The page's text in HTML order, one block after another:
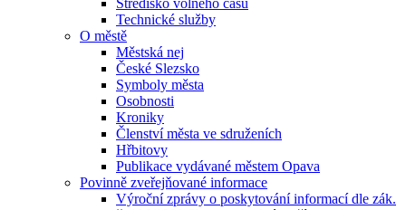
Středisko volného času
Technické služby
O městě
Městská nej
České Slezsko
Symboly města
Osobnosti
Kroniky
Členství města ve sdruženích
Hřbitovy
Publikace vydávané městem Opava
Povinně zveřejňované informace
Výroční zprávy o poskytování informací dle zák.